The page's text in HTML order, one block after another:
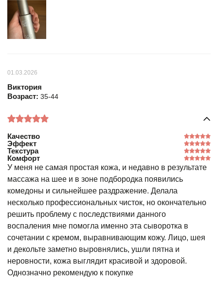
01.03.2026
Виктория
Возраст: 35-44
Качество
Эффект
Текстура
Комфорт
У меня не самая простая кожа, и недавно в результате
массажа на шее и в зоне подбородка появились
комедоны и сильнейшее раздражение. Делала
несколько профессиональных чисток, но окончательно
решить проблему с последствиями данного
воспаления мне помогла именно эта сыворотка в
сочетании с кремом, выравнивающим кожу. Лицо, шея
и декольте заметно выровнялись, ушли пятна и
неровности, кожа выглядит красивой и здоровой.
Однозначно рекомендую к покупке